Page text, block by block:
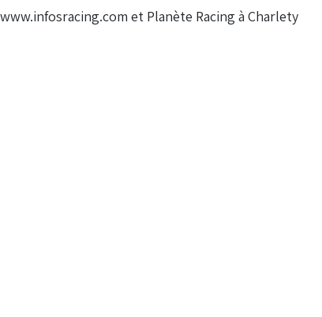
et Planète Racing à Charlety